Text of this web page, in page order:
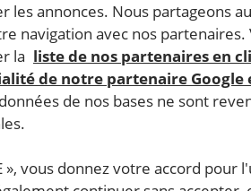
les annonces. Nous partageons
navigation avec nos partenaires.
la liste de nos partenaires en
de notre partenaire Google
de nos bases ne sont
», vous donnez votre accord pour